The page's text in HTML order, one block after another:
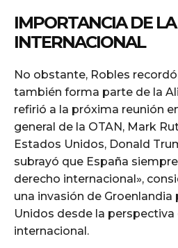
IMPORTANCIA DE
INTERNACIONAL
No obstante, Robles
también forma parte de la
refirió a la próxima reunión
general de la OTAN, Mark
Estados Unidos, Donald
subrayó que España
derecho internacional»,
una invasión de
Unidos desde la perspectiva
internacional.